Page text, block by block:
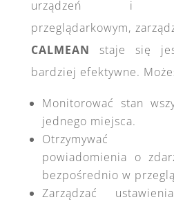
urządzeń i
przeglądarkowym,
CALMEAN staje się
bardziej efektywne.
Monitorować stan
jednego miejsca.
Otrzymywać
powiadomienia o
bezpośrednio w
Zarządzać